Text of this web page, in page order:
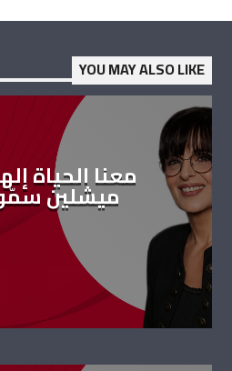
YOU MAY ALSO LIKE
معنا الحياة
ميشلين